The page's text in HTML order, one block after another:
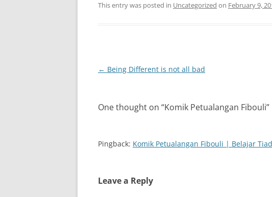
This entry was posted in Uncategorized on February 9,
Post
← Being Different is not all bad
One thought on “Komik Petualangan Fibouli”
Pingback: Komik Petualangan Fibouli | Belajar
Leave a Reply